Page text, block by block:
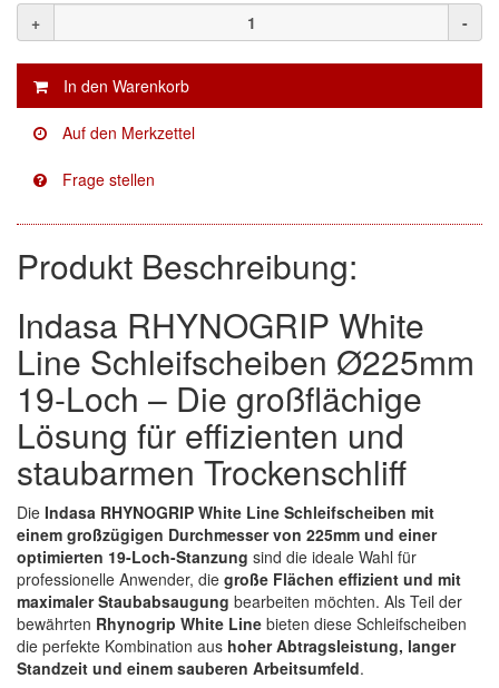
E-D
(1)
EVERCOAT
(2)
Facdos
(2)
KWASNY
(1)
no-name
(1)
Novol
(3)
Prevost
(3)
Proma
(21)
Sia
(3)
Spectral
(5)
StarChem
(1)
Sundstrom
+
-
Produkt Beschreibung:
Indasa RHYNOGRIP White
Line Schleifscheiben Ø225mm
19-Loch – Die großflächige
Lösung für effizienten und
staubarmen Trockenschliff
Die Indasa RHYNOGRIP White Line Schleifscheiben mit
einem großzügigen Durchmesser von 225mm und einer
optimierten 19-Loch-Stanzung sind die ideale Wahl für
professionelle Anwender, die große Flächen effizient und mit
maximaler Staubabsaugung bearbeiten möchten. Als Teil der
bewährten Rhynogrip White Line bieten diese Schleifscheiben
die perfekte Kombination aus hoher Abtragsleistung, langer
Standzeit und einem sauberen Arbeitsumfeld.